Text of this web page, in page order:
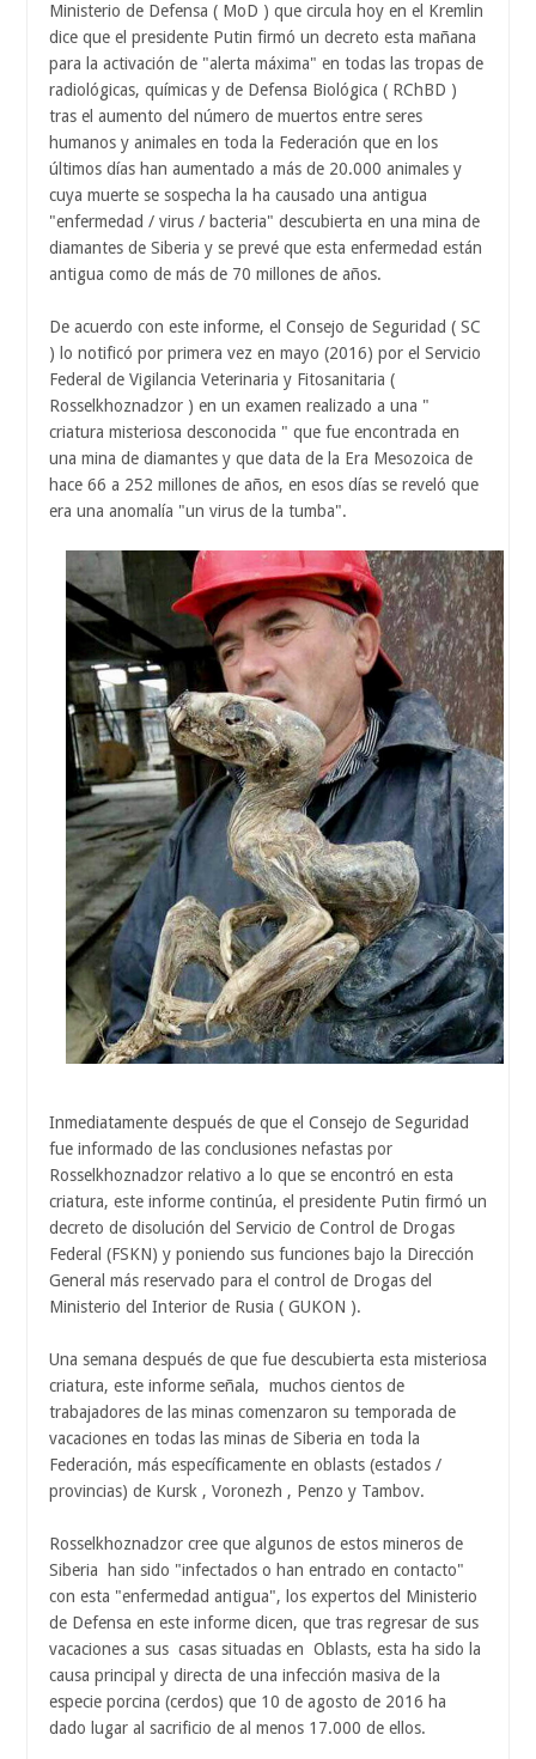
Ministerio de Defensa ( MoD ) que circula hoy en el Kremlin
dice que el presidente Putin firmó un decreto esta mañana
para la activación de "alerta máxima" en todas las tropas de
radiológicas, químicas y de Defensa Biológica ( RChBD )
tras el aumento del número de muertos entre seres
humanos y animales en toda la Federación que en los
últimos días han aumentado a más de 20.000 animales y
cuya muerte se sospecha la ha causado una antigua
"enfermedad / virus / bacteria" descubierta en una mina de
diamantes de Siberia y se prevé que esta enfermedad están
antigua como de más de 70 millones de años.
De acuerdo con este informe, el Consejo de Seguridad ( SC
) lo notificó por primera vez en mayo (2016) por el Servicio
Federal de Vigilancia Veterinaria y Fitosanitaria (
Rosselkhoznadzor ) en un examen realizado a una "
criatura misteriosa desconocida " que fue encontrada en
una mina de diamantes y que data de la Era Mesozoica de
hace 66 a 252 millones de años, en esos días se reveló que
era una anomalía "un virus de la tumba".
Inmediatamente después de que el Consejo de Seguridad
fue informado de las conclusiones nefastas por
Rosselkhoznadzor relativo a lo que se encontró en esta
criatura, este informe continúa, el presidente Putin firmó un
decreto de disolución del Servicio de Control de Drogas
Federal (FSKN) y poniendo sus funciones bajo la Dirección
General más reservado para el control de Drogas del
Ministerio del Interior de Rusia ( GUKON ).
Una semana después de que fue descubierta esta misteriosa
criatura, este informe señala, muchos cientos de
trabajadores de las minas comenzaron su temporada de
vacaciones en todas las minas de Siberia en toda la
Federación, más específicamente en oblasts (estados /
provincias) de Kursk , Voronezh , Penzo y Tambov.
Rosselkhoznadzor cree que algunos de estos mineros de
Siberia han sido "infectados o han entrado en contacto"
con esta "enfermedad antigua", los expertos del Ministerio
de Defensa en este informe dicen, que tras regresar de sus
vacaciones a sus casas situadas en Oblasts, esta ha sido la
causa principal y directa de una infección masiva de la
especie porcina (cerdos) que 10 de agosto de 2016 ha
dado lugar al sacrificio de al menos 17.000 de ellos.